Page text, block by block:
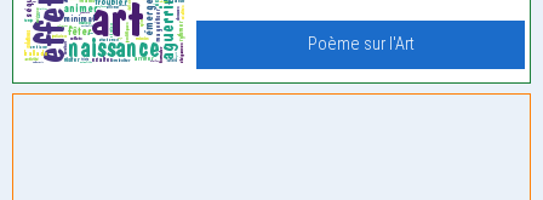
Poème sur l'Art